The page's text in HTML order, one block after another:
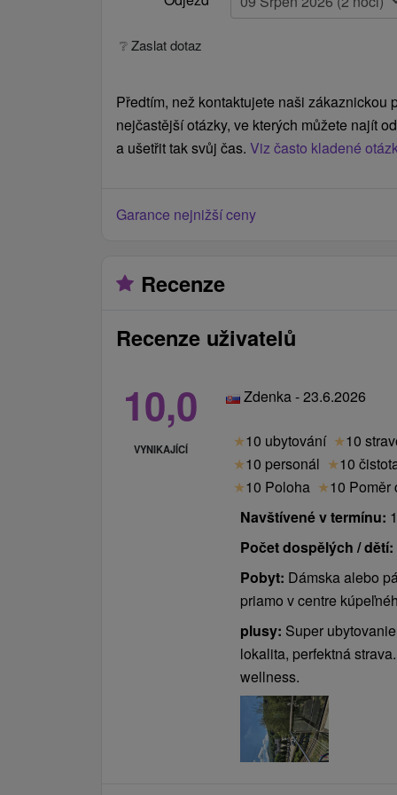
❔ Zaslat dotaz
Předtím, než kontaktujete naši zákaznickou
nejčastější otázky, ve kterých můžete najít
a ušetřit tak svůj čas. Viz často kladené
Garance nejnižší ceny
Recenze
Recenze uživatelů
10,0
VYNIKAJÍCÍ
Zdenka - 23.6.2026
★10 ubytování ★10
★10 personál ★10
★10 Poloha ★10 Poměr
Navštívené v termínu:
Počet dospělých / dětí:
Pobyt: Dámska alebo
priamo v centre
plusy: Super
lokalita, perfektná
wellness.